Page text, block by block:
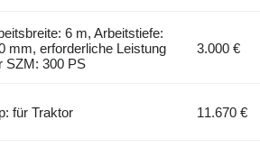
6 m, Arbeitstiefe:
mm, erforderliche Leistung
SZM: 300 PS
3.000 €
für Traktor 11.670 €